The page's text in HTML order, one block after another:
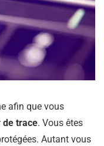
afin que vous
de trace. Vous êtes
Autant vous